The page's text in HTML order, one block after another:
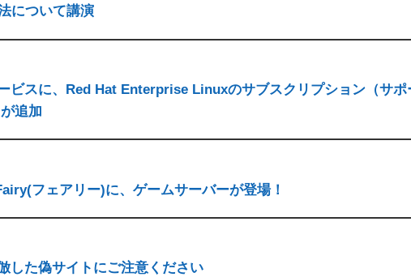
について講演
ビスに、Red Hat Enterprise Linuxのサブスクリプション（サポ
追加
フェアリー)に、ゲームサーバーが登場！
した偽サイトにご注意ください